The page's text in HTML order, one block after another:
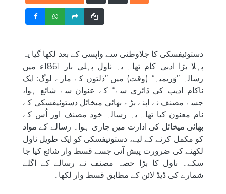
دستوئیفسکی کا جلاوطنی سے واپسی کے بعد لکھا گیا یہ
پہلا بڑا ادبی کام تھا۔ یہ ناول پہلی بار 1861ء میں
رسالہ ’’وَریمیہ‘‘ (وقت) میں ’’ذلتوں کے مارے لوگ: ایک
ناکام ادیب کی ڈائری سے‘‘ کے عنوان سے شائع ہوا،
جسے مصنف نے اپنے بڑے بھائی میخائل دستوئیفسکی کے
نام معنون کیا تھا۔ یہ رسالہ خود مصنف اور اُس کے
بھائی میخائل کی ادارت میں جاری ہوا۔ رسالے کے مواد
کو مکمل کرنے کے لیے، دستوئیفسکی کو ایک طویل ناول
لکھنے کی ضرورت پیش آئی جسے قسط وار شائع کیا جا
سکے۔ ناول کا بڑا حصہ مصنف نے رسالے کے اگلے
شمارے کی ڈیڈ لائن کے مطابق قسط وار لکھا۔